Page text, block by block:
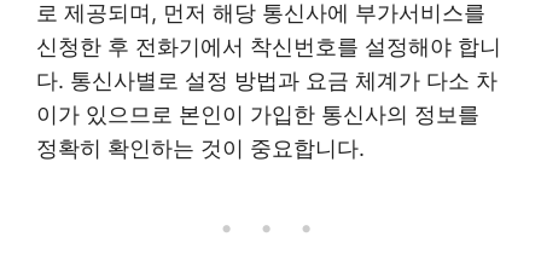
로 제공되며, 먼저 해당 통신사에 부가서비스를
신청한 후 전화기에서 착신번호를 설정해야 합니
다. 통신사별로 설정 방법과 요금 체계가 다소 차
이가 있으므로 본인이 가입한 통신사의 정보를
정확히 확인하는 것이 중요합니다.
• • •